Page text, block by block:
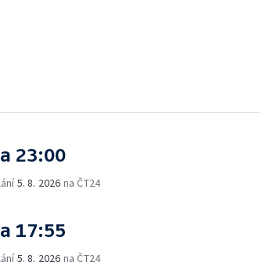
23:00
5. 8. 2026 na ČT24
17:55
5. 8. 2026 na ČT24